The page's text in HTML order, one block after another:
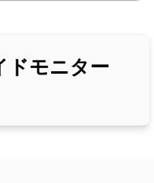
ドモニター